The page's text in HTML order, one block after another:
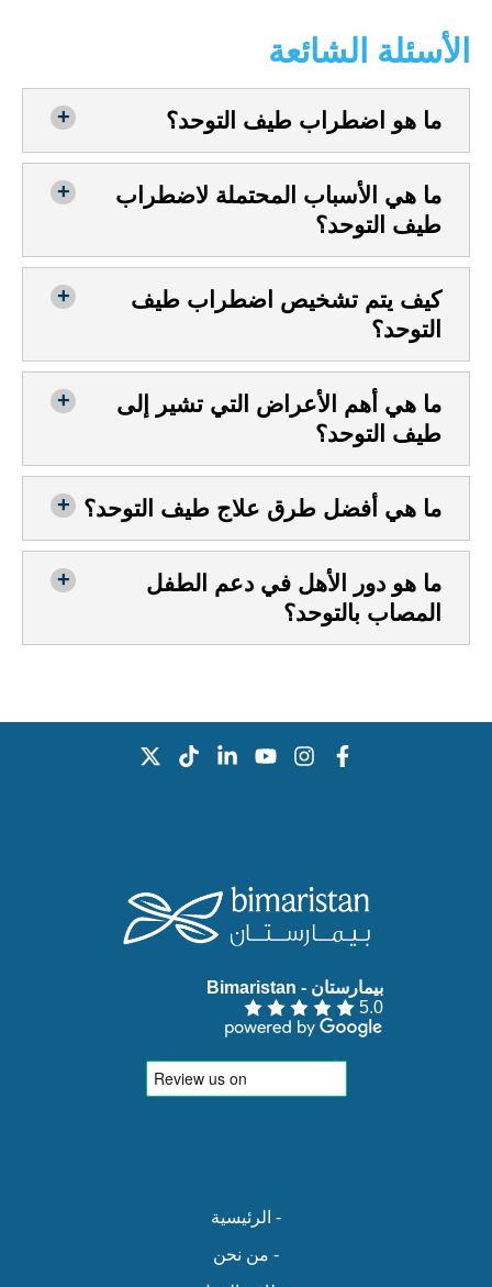
الأسئلة الشائعة
ما هو اضطراب طيف التوحد؟
ما هي الأسباب المحتملة لاضطراب
طيف التوحد؟
كيف يتم تشخيص اضطراب طيف
التوحد؟
ما هي أهم الأعراض التي تشير إلى
طيف التوحد؟
ما هي أفضل طرق علاج طيف التوحد؟
ما هو دور الأهل في دعم الطفل
المصاب بالتوحد؟
بيمارستان - Bimaristan‏
5.0
- الرئيسية
- من نحن